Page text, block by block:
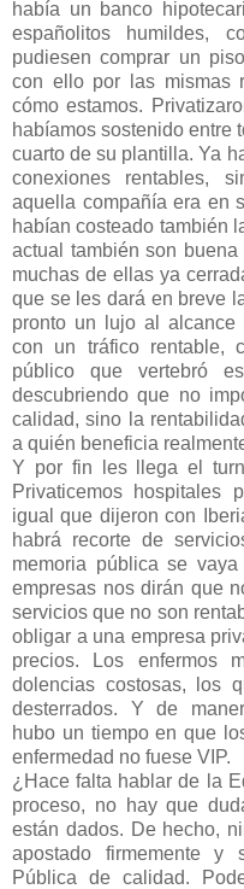
había un banco
españolitos humildes,
pudiesen comprar un
con ello por las mismas
cómo estamos.
habíamos sostenido entre
cuarto de su plantilla. Ya
conexiones rentables,
aquella compañía era en
habían costeado también
actual también son
muchas de ellas ya
que se les dará en breve
pronto un lujo al
con un tráfico rentable,
público que vertebró
descubriendo que no
calidad, sino la
a quién beneficia
Y por fin les llega el
Privaticemos hospitales
igual que dijeron con
habrá recorte de
memoria pública se
empresas nos dirán que
servicios que no son
obligar a una empresa
precios. Los enfermos
dolencias costosas, los
desterrados. Y de
hubo un tiempo en que
enfermedad no fuese VIP.
¿Hace falta hablar de la
proceso, no hay que
están dados. De hecho,
apostado firmemente y
Pública de calidad.